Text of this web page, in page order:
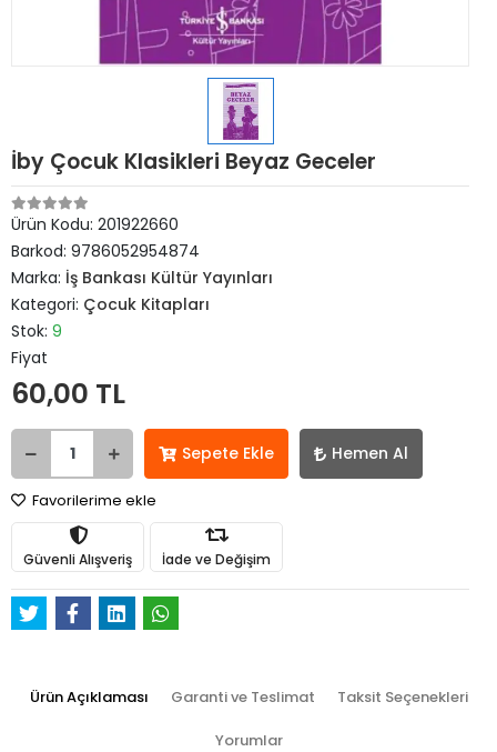
İby Çocuk Klasikleri Beyaz Geceler
Ürün Kodu: 201922660
Barkod: 9786052954874
Marka: İş Bankası Kültür Yayınları
Kategori: Çocuk Kitapları
Stok: 9
Fiyat
60,00 TL
Sepete Ekle Hemen Al
Favorilerime ekle
Güvenli Alışveriş İade ve Değişim
Ürün Açıklaması Garanti ve Teslimat Taksit Seçenekleri
Yorumlar